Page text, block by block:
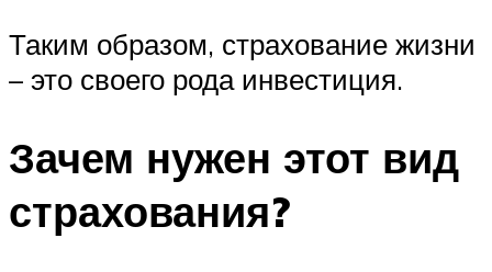
Таким образом, страхование жизни
– это своего рода инвестиция.
Зачем нужен этот вид
страхования?